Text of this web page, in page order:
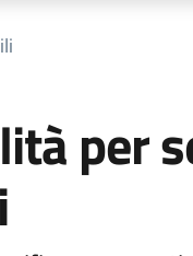
per